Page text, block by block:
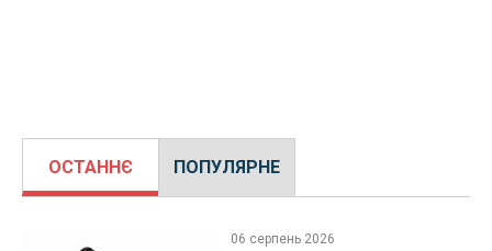
ОСТАННЄ ПОПУЛЯРНЕ
06 серпень 2026